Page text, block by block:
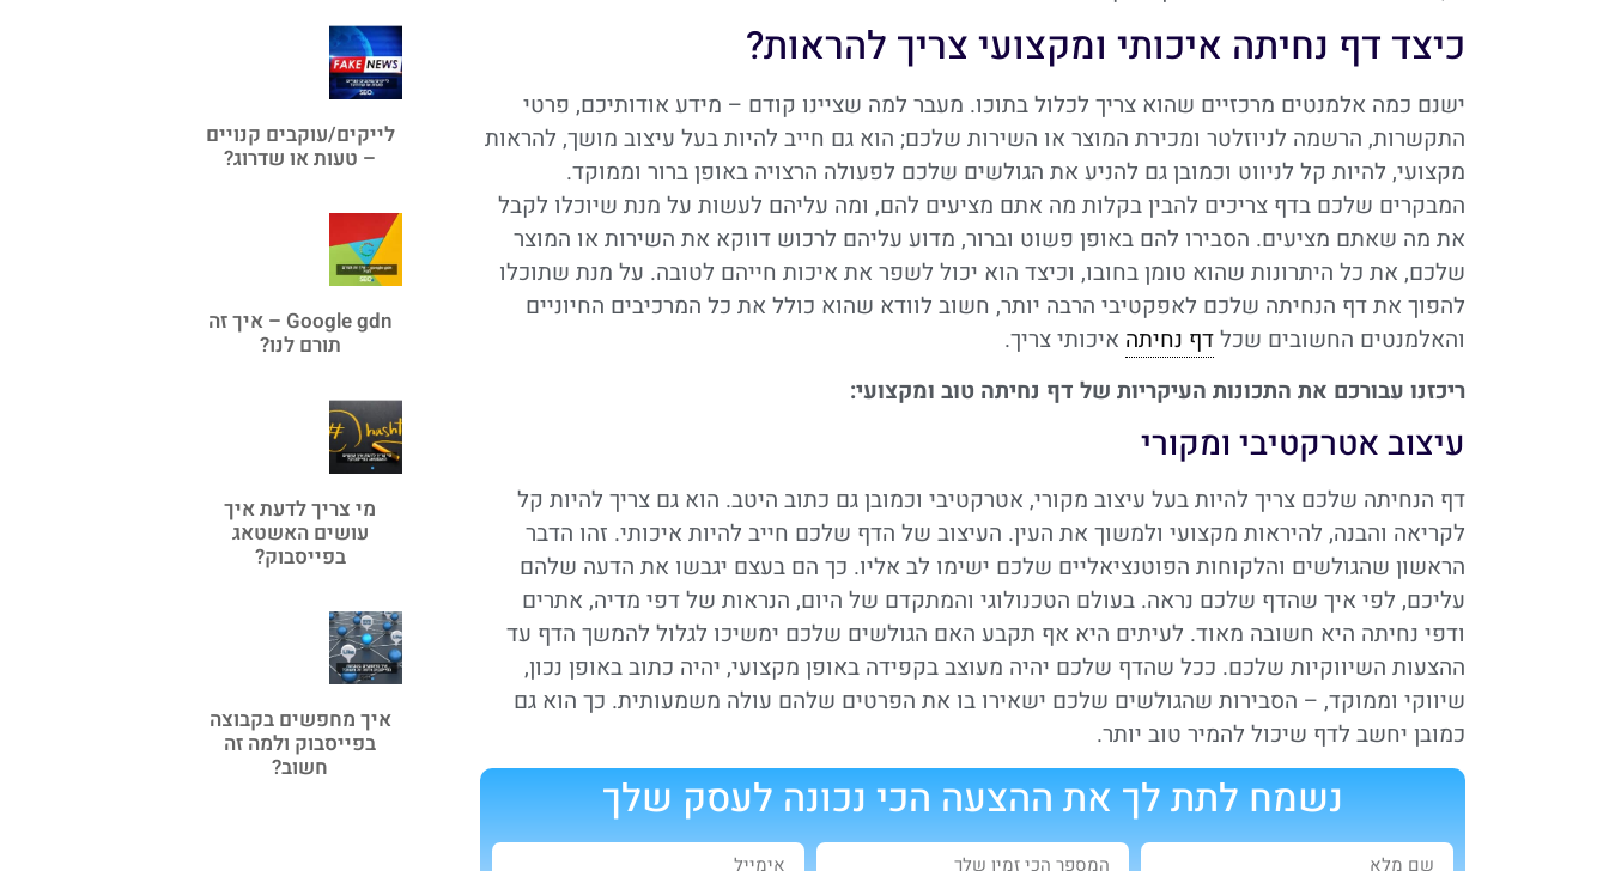
כיצד דף נחיתה איכותי ומקצועי צריך להראות?
ישנם כמה אלמנטים מרכזיים שהוא צריך לכלול בתוכו. מעבר למה שציינו קודם – מידע אודותיכם, פרטי
התקשרות, הרשמה לניוזלטר ומכירת המוצר או השירות שלכם; הוא גם חייב להיות בעל עיצוב מושך, להראות
מקצועי, להיות קל לניווט וכמובן גם להניע את הגולשים שלכם לפעולה הרצויה באופן ברור וממוקד.
המבקרים שלכם בדף צריכים להבין בקלות מה אתם מציעים להם, ומה עליהם לעשות על מנת שיוכלו לקבל
את מה שאתם מציעים. הסבירו להם באופן פשוט וברור, מדוע עליהם לרכוש דווקא את השירות או המוצר
שלכם, את כל היתרונות שהוא טומן בחובו, וכיצד הוא יכול לשפר את איכות חייהם לטובה. על מנת שתוכלו
להפוך את דף הנחיתה שלכם לאפקטיבי הרבה יותר, חשוב לוודא שהוא כולל את כל המרכיבים החיוניים
והאלמנטים החשובים שכלדף נחיתה איכותי צריך.
ריכזנו עבורכם את התכונות העיקריות של דף נחיתה טוב ומקצועי:
עיצוב אטרקטיבי ומקורי
דף הנחיתה שלכם צריך להיות בעל עיצוב מקורי, אטרקטיבי וכמובן גם כתוב היטב. הוא גם צריך להיות קל
לקריאה והבנה, להיראות מקצועי ולמשוך את העין. העיצוב של הדף שלכם חייב להיות איכותי. זהו הדבר
הראשון שהגולשים והלקוחות הפוטנציאליים שלכם ישימו לב אליו. כך הם בעצם יגבשו את הדעה שלהם
עליכם, לפי איך שהדף שלכם נראה. בעולם הטכנולוגי והמתקדם של היום, הנראות של דפי מדיה, אתרים
ודפי נחיתה היא חשובה מאוד. לעיתים היא אף תקבע האם הגולשים שלכם ימשיכו לגלול להמשך הדף עד
ההצעות השיווקיות שלכם. ככל שהדף שלכם יהיה מעוצב בקפידה באופן מקצועי, יהיה כתוב באופן נכון,
שיווקי וממוקד, – הסבירות שהגולשים שלכם ישאירו בו את הפרטים שלהם עולה משמעותית. כך הוא גם
כמובן יחשב לדף שיכול להמיר טוב יותר.
נשמח לתת לך את ההצעה הכי נכונה לעסק שלך
לייקים/עוקבים קנויים
– טעות או שדרוג?
Google gdn – איך זה
תורם לנו?
מי צריך לדעת איך
עושים האשטאג
בפייסבוק?
איך מחפשים בקבוצה
בפייסבוק ולמה זה
חשוב?